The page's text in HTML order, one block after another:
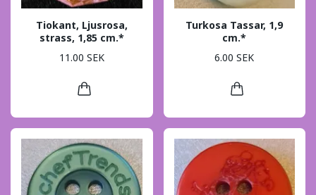
Tiokant, Ljusrosa,
strass, 1,85 cm.*
11.00 SEK
Turkosa Tassar, 1,9
cm.*
6.00 SEK